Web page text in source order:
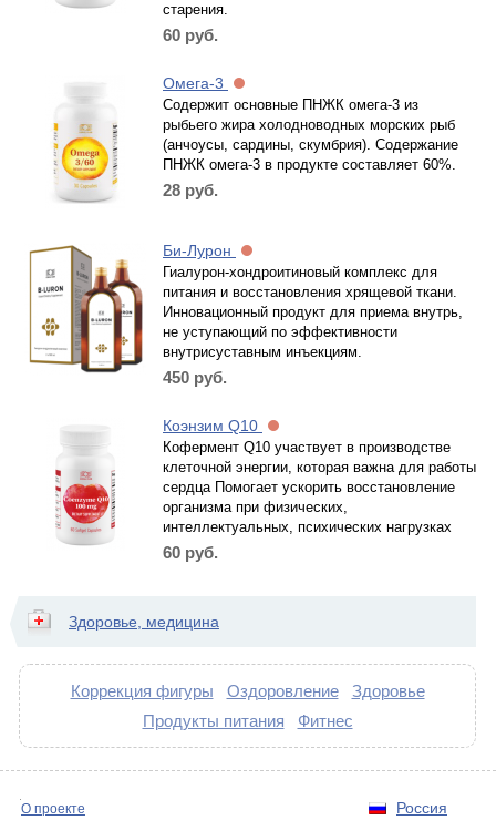
старения.
60 руб.
Омега-3
Содержит основные ПНЖК омега-3 из
рыбьего жира холодноводных морских рыб
(анчоусы, сардины, скумбрия). Содержание
ПНЖК омега-3 в продукте составляет 60%.
28 руб.
Би-Лурон
Гиалурон-хондроитиновый комплекс для
питания и восстановления хрящевой ткани.
Инновационный продукт для приема внутрь,
не уступающий по эффективности
внутрисуставным инъекциям.
450 руб.
Коэнзим Q10
Кофермент Q10 участвует в производстве
клеточной энергии, которая важна для работы
сердца Помогает ускорить восстановление
организма при физических,
интеллектуальных, психических нагрузках
60 руб.
Здоровье, медицина
Коррекция фигуры Оздоровление
Здоровье
Продукты питания
Фитнес
Россия
О проекте